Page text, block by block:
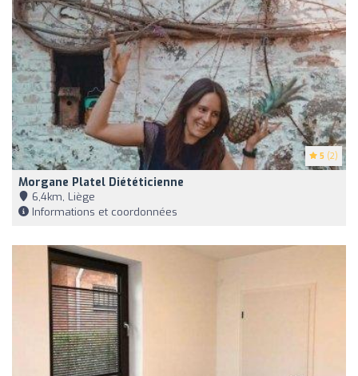
5 (2)
Morgane Platel Diététicienne
6,4km, Liège
Informations et coordonnées